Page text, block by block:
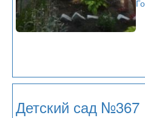
Детский сад №367